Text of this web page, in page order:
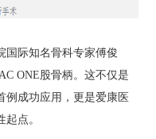
国际知名骨科专家傅俊
ONE股骨柄。这不仅是
例成功应用，更是爱康医
点。